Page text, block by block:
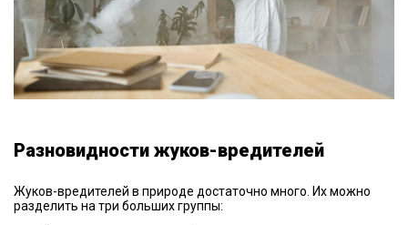
Разновидности жуков-вредителей
Жуков-вредителей в природе достаточно много. Их можно
разделить на три больших группы: